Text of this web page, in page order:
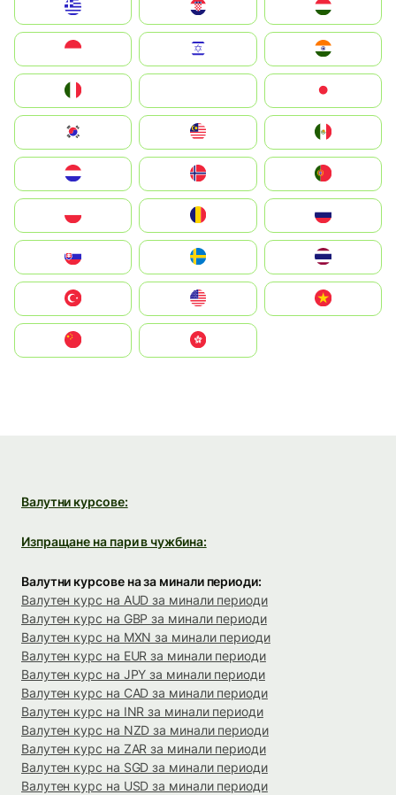
Magyarország
South Korea
United States
中國香港特別行政區
Валутни курсове:
Изпращане на пари в чужбина:
Валутни курсове на за минали периоди:
Валутен курс на AUD за минали периоди
Валутен курс на GBP за минали периоди
Валутен курс на MXN за минали периоди
Валутен курс на EUR за минали периоди
Валутен курс на JPY за минали периоди
Валутен курс на CAD за минали периоди
Валутен курс на INR за минали периоди
Валутен курс на NZD за минали периоди
Валутен курс на ZAR за минали периоди
Валутен курс на SGD за минали периоди
Валутен курс на USD за минали периоди